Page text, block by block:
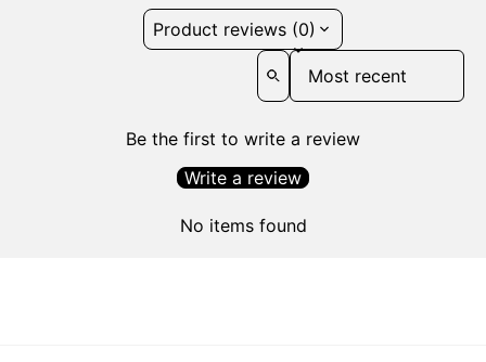
Product reviews (0)
Sort reviews by
Be the first to write a review
Write a review
No items found